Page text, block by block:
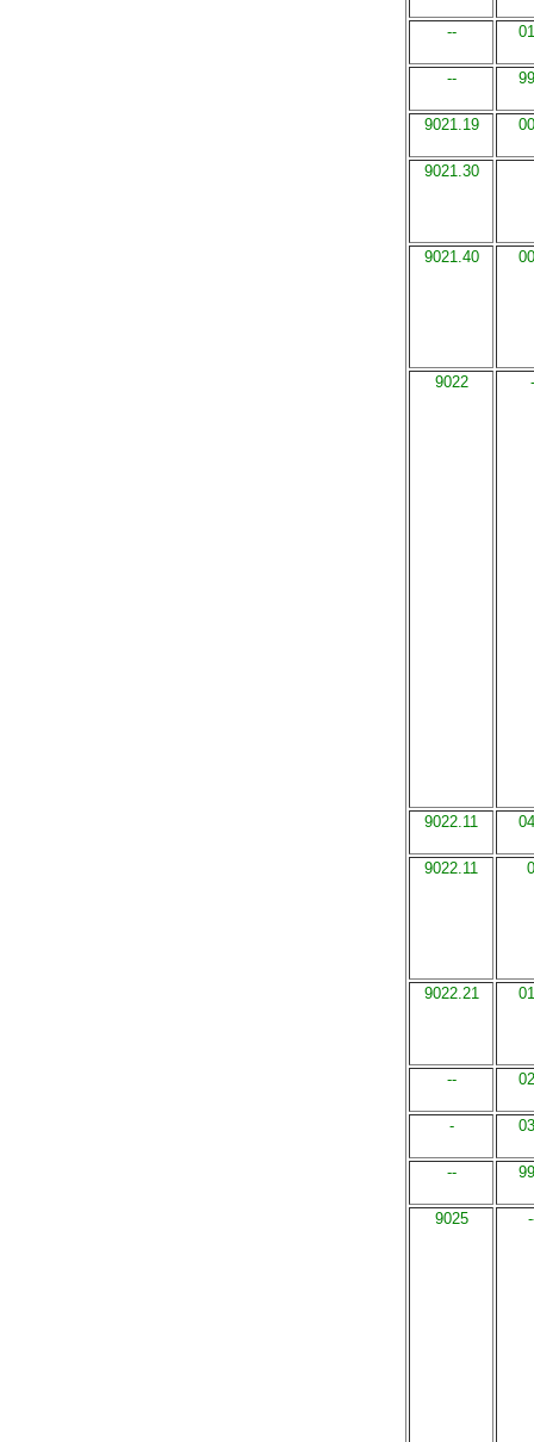
--
--
9021.19
9021.30
9021.40
9022
9022.11
9022.11
9022.21
--
-
--
9025